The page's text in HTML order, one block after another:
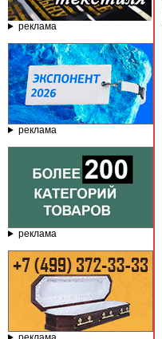
реклама
реклама
реклама